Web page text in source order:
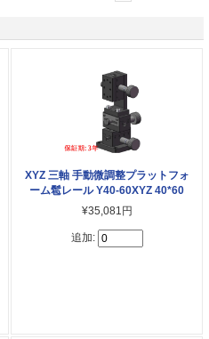
XYZ 三軸 手動微調整プラットフォ
ーム髱レール Y40-60XYZ 40*60
¥35,081円
追加: